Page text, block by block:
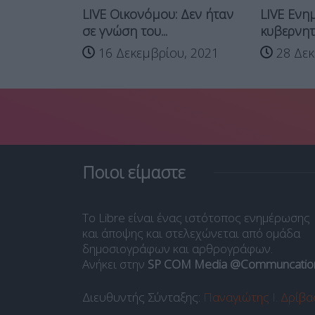
LIVE Οικονόμου: Δεν ήταν
σε γνώση του...
16 Δεκεμβρίου, 2021
LIVE
28
Ποιοι είμαστε
Το Libre είναι ένας ιστότοπος ενημέρωσης
και άποψης και στελεχώνεται από ομάδα
δημοσιογράφων και αρθρογράφων.
Ανήκει στην SP COM Media
Διευθυντής Σύνταξης: Παναγιώτης Ι.